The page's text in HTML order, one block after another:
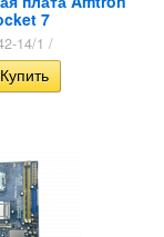
7
14/1 /